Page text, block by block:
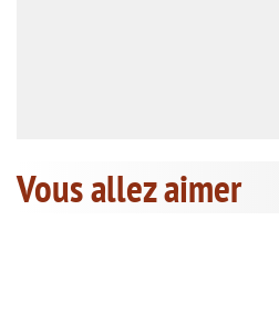
Vous allez aimer